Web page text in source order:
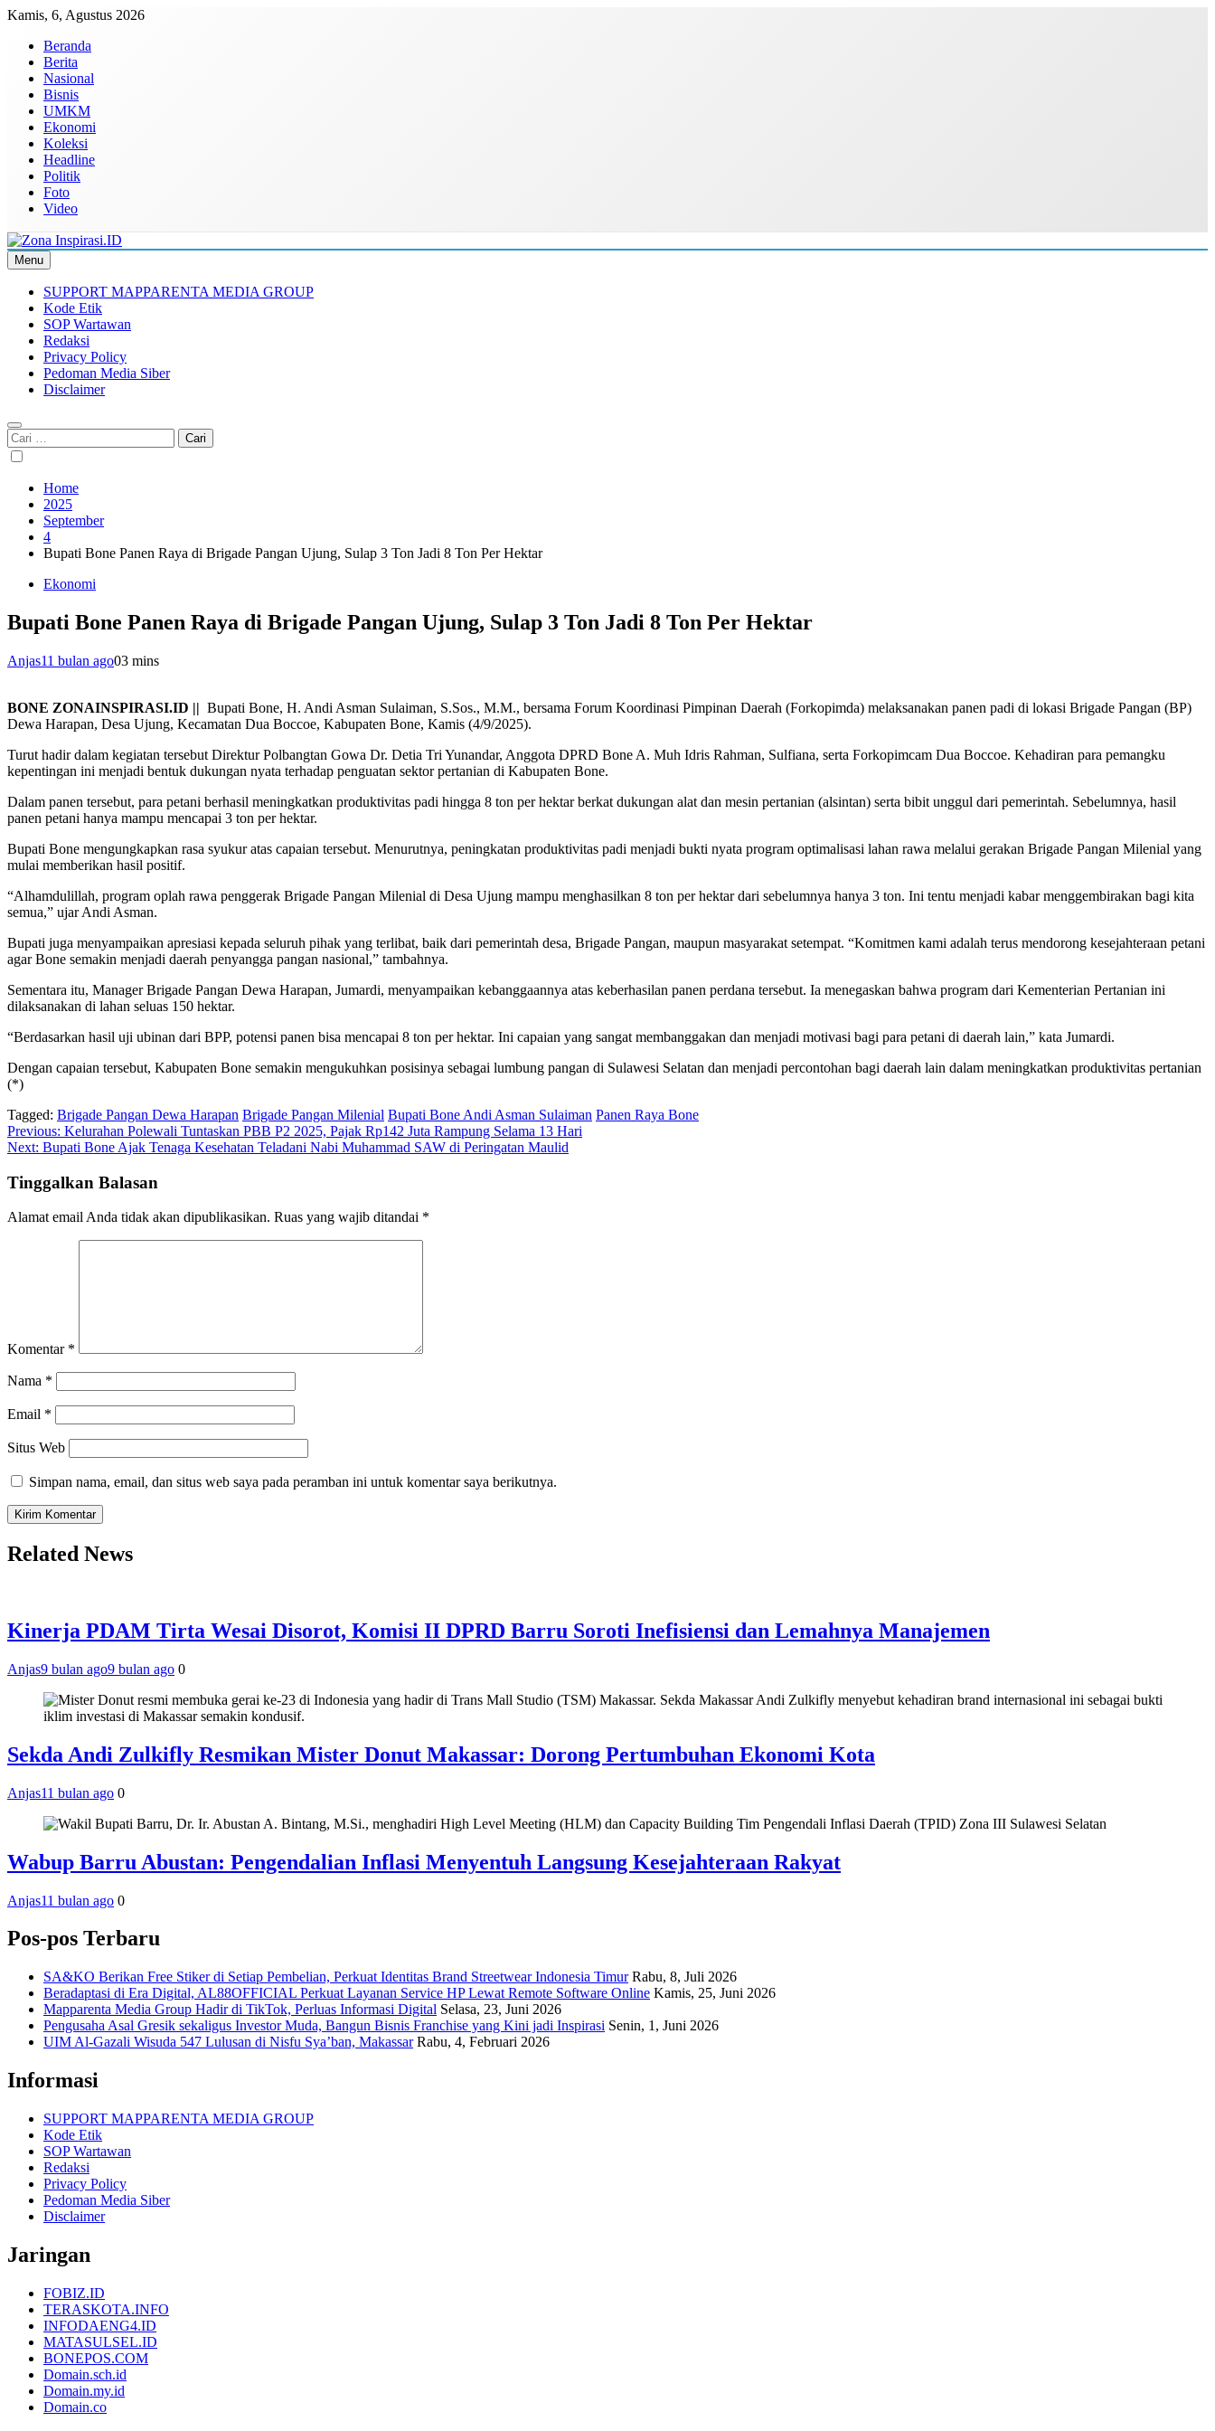
Skip
content
Kamis, 6, Agustus 2026
Beranda
Berita
Nasional
Bisnis
UMKM
Ekonomi
Koleksi
Headline
Politik
Foto
Video
Zona Inspirasi.ID
Bersama Membangun Semangat Baru
Menu
SUPPORT MAPPARENTA MEDIA GROUP
Kode Etik
SOP Wartawan
Redaksi
Privacy Policy
Pedoman Media Siber
Disclaimer
Cari
untuk:
Home
2025
September
4
Bupati Bone Panen Raya di Brigade Pangan Ujung, Sulap 3 Ton Jadi 8 Ton Per Hektar
Ekonomi
Bupati Bone Panen Raya di Brigade Pangan Ujung, Sulap 3 Ton Jadi 8 Ton Per Hektar
Anjas11 bulan ago03 mins
BONE ZONAINSPIRASI.ID || Bupati Bone, H. Andi Asman Sulaiman, S.Sos., M.M., bersama Forum Koordinasi Pimpinan Daerah (Forkopimda) melaksanakan panen padi di lokasi Brigade Pangan (BP)
Dewa Harapan, Desa Ujung, Kecamatan Dua Boccoe, Kabupaten Bone, Kamis (4/9/2025).
Turut hadir dalam kegiatan tersebut Direktur Polbangtan Gowa Dr. Detia Tri Yunandar, Anggota DPRD Bone A. Muh Idris Rahman, Sulfiana, serta Forkopimcam Dua Boccoe. Kehadiran para pemangku
kepentingan ini menjadi bentuk dukungan nyata terhadap penguatan sektor pertanian di Kabupaten Bone.
Dalam panen tersebut, para petani berhasil meningkatkan produktivitas padi hingga 8 ton per hektar berkat dukungan alat dan mesin pertanian (alsintan) serta bibit unggul dari pemerintah. Sebelumnya, hasil
panen petani hanya mampu mencapai 3 ton per hektar.
Bupati Bone mengungkapkan rasa syukur atas capaian tersebut. Menurutnya, peningkatan produktivitas padi menjadi bukti nyata program optimalisasi lahan rawa melalui gerakan Brigade Pangan Milenial yang
mulai memberikan hasil positif.
“Alhamdulillah, program oplah rawa penggerak Brigade Pangan Milenial di Desa Ujung mampu menghasilkan 8 ton per hektar dari sebelumnya hanya 3 ton. Ini tentu menjadi kabar menggembirakan bagi kita
semua,” ujar Andi Asman.
Bupati juga menyampaikan apresiasi kepada seluruh pihak yang terlibat, baik dari pemerintah desa, Brigade Pangan, maupun masyarakat setempat. “Komitmen kami adalah terus mendorong kesejahteraan petani
agar Bone semakin menjadi daerah penyangga pangan nasional,” tambahnya.
Sementara itu, Manager Brigade Pangan Dewa Harapan, Jumardi, menyampaikan kebanggaannya atas keberhasilan panen perdana tersebut. Ia menegaskan bahwa program dari Kementerian Pertanian ini
dilaksanakan di lahan seluas 150 hektar.
“Berdasarkan hasil uji ubinan dari BPP, potensi panen bisa mencapai 8 ton per hektar. Ini capaian yang sangat membanggakan dan menjadi motivasi bagi para petani di daerah lain,” kata Jumardi.
Dengan capaian tersebut, Kabupaten Bone semakin mengukuhkan posisinya sebagai lumbung pangan di Sulawesi Selatan dan menjadi percontohan bagi daerah lain dalam meningkatkan produktivitas pertanian
(*)
Tagged: Brigade Pangan Dewa Harapan Brigade Pangan Milenial Bupati Bone Andi Asman Sulaiman Panen Raya Bone
Navigasi
pos
Previous: Kelurahan Polewali Tuntaskan PBB P2 2025, Pajak Rp142 Juta Rampung Selama 13 Hari
Next: Bupati Bone Ajak Tenaga Kesehatan Teladani Nabi Muhammad SAW di Peringatan Maulid
Tinggalkan Balasan
Alamat email Anda tidak akan dipublikasikan. Ruas yang wajib ditandai *
Komentar *
Nama *
Email *
Situs Web
Simpan nama, email, dan situs web saya pada peramban ini untuk komentar saya berikutnya.
Related News
Kinerja PDAM Tirta Wesai Disorot, Komisi II DPRD Barru Soroti Inefisiensi dan Lemahnya Manajemen
Anjas9 bulan ago9 bulan ago 0
Sekda Andi Zulkifly Resmikan Mister Donut Makassar: Dorong Pertumbuhan Ekonomi Kota
Anjas11 bulan ago 0
Wabup Barru Abustan: Pengendalian Inflasi Menyentuh Langsung Kesejahteraan Rakyat
Anjas11 bulan ago 0
Pos-pos Terbaru
SA&KO Berikan Free Stiker di Setiap Pembelian, Perkuat Identitas Brand Streetwear Indonesia Timur Rabu, 8, Juli 2026
Beradaptasi di Era Digital, AL88OFFICIAL Perkuat Layanan Service HP Lewat Remote Software Online Kamis, 25, Juni 2026
Mapparenta Media Group Hadir di TikTok, Perluas Informasi Digital Selasa, 23, Juni 2026
Pengusaha Asal Gresik sekaligus Investor Muda, Bangun Bisnis Franchise yang Kini jadi Inspirasi Senin, 1, Juni 2026
UIM Al-Gazali Wisuda 547 Lulusan di Nisfu Sya’ban, Makassar Rabu, 4, Februari 2026
Informasi
SUPPORT MAPPARENTA MEDIA GROUP
Kode Etik
SOP Wartawan
Redaksi
Privacy Policy
Pedoman Media Siber
Disclaimer
Jaringan
FOBIZ.ID
TERASKOTA.INFO
INFODAENG4.ID
MATASULSEL.ID
BONEPOS.COM
Domain.sch.id
Domain.my.id
Domain.co